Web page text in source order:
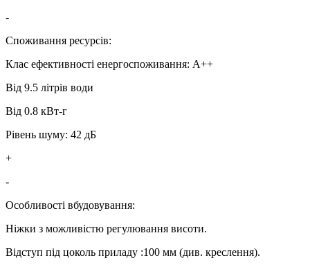
-
Споживання ресурсів:
Клас ефективності енергоспоживання: A++
Від 9.5 літрів води
Від 0.8 кВт-г
Рівень шуму: 42 дБ
+
-
Особливості вбудовування:
Ніжки з можливістю регулювання висоти.
Відступ під цоколь приладу :100 мм (див. креслення).